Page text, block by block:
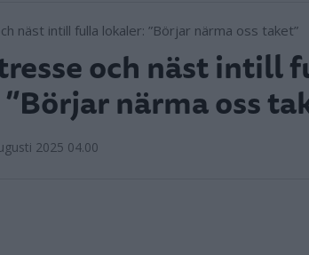
och näst intill
närma oss
2025 04.00